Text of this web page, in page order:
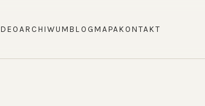
ARCHIWUMBLOG MAPA KONTAKT